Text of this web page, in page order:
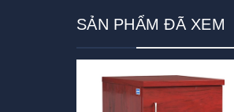
SẢN PHẨM ĐÃ XEM